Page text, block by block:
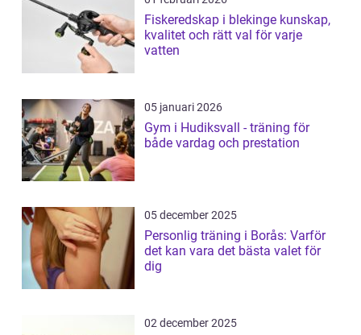
Fiskeredskap i blekinge kunskap,
kvalitet och rätt val för varje
vatten
05 januari 2026
Gym i Hudiksvall - träning för
både vardag och prestation
05 december 2025
Personlig träning i Borås: Varför
det kan vara det bästa valet för
dig
02 december 2025